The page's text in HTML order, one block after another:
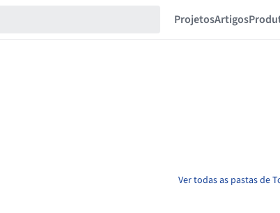
ProjetosArtigos
Ver todas as pastas de